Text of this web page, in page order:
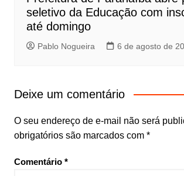
seletivo da Educação com
até domingo
Pablo Nogueira 6 de agosto de
Deixe um comentário
O seu endereço de e-mail não será
obrigatórios são marcados com *
Comentário *